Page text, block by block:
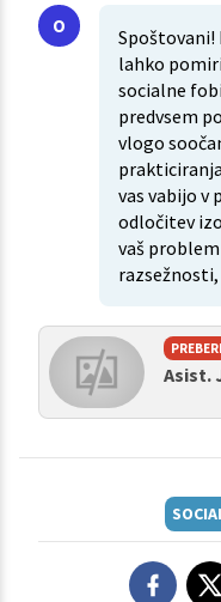
Spoštovani!
lahko
socialne
predvsem
vlogo
vas vabijo v
odločitev
vaš
razsežnosti,
Asist.